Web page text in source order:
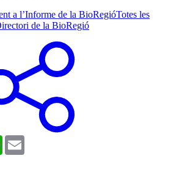
a l’Informe de la BioRegióTotes les
de la BioRegió
WhatsApp